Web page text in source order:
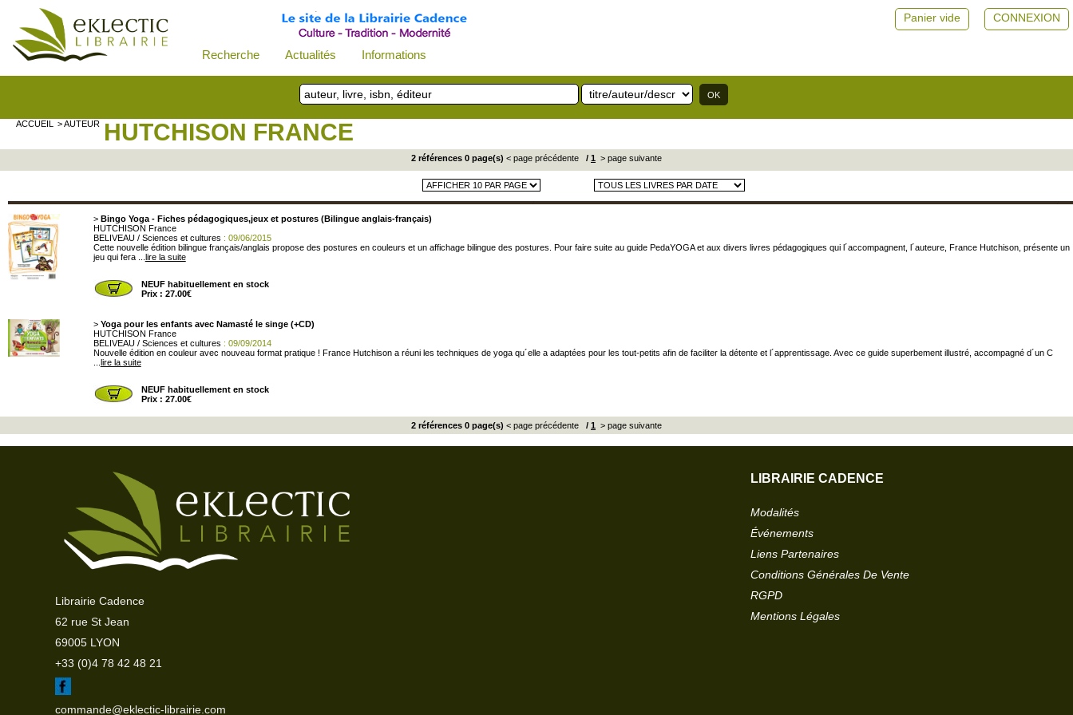
Recherche Actualités Informations
CONNEXION
Panier vide
ACCUEIL > AUTEUR HUTCHISON FRANCE
2 références 0 page(s) < page précédente / 1 > page suivante
> Bingo Yoga - Fiches pédagogiques,jeux et postures (Bilingue anglais-français)
HUTCHISON France
BELIVEAU / Sciences et cultures : 09/06/2015
Cette nouvelle édition bilingue français/anglais propose des postures en couleurs et un affichage bilingue des postures. Pour faire suite au guide PedaYOGA et aux divers livres pédagogiques qui l´accompagnent, l´auteure, France Hutchison, présente un
jeu qui fera ... lire la suite
NEUF habituellement en stock
Prix : 27.00€
> Yoga pour les enfants avec Namasté le singe (+CD)
HUTCHISON France
BELIVEAU / Sciences et cultures : 09/09/2014
Nouvelle édition en couleur avec nouveau format pratique ! France Hutchison a réuni les techniques de yoga qu´elle a adaptées pour les tout-petits afin de faciliter la détente et l´apprentissage. Avec ce guide superbement illustré, accompagné d´un C
lire la suite
NEUF habituellement en stock
Prix : 27.00€
2 références 0 page(s) < page précédente / 1 > page suivante
Librairie Cadence
62 rue St Jean
69005 LYON
+33 (0)4 78 42 48 21
commande@eklectic-librairie.com
LIBRAIRIE CADENCE
Modalités
Événements
Liens Partenaires
Conditions Générales De Vente
RGPD
Mentions Légales